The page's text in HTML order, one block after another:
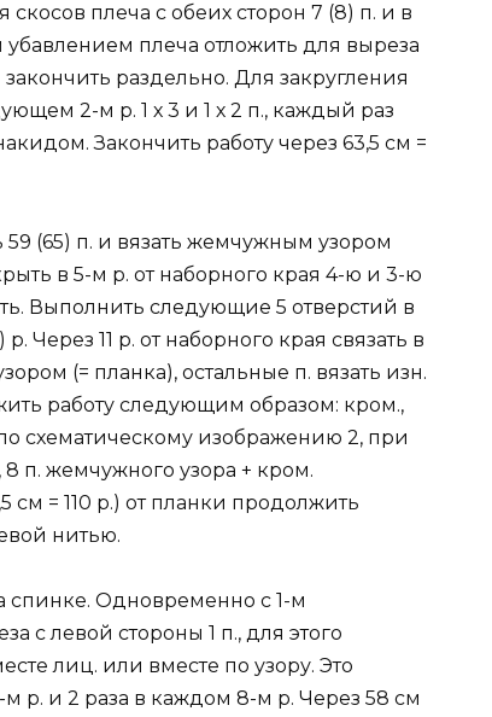
скосов плеча с обеих сторон 7 (8) п. и в
плеча отложить для выреза
раздельно. Для закругления
2-м р. 1 х 3 и 1 х 2 п., каждый раз
Закончить работу через 63,5 см =
(65) п. и вязать жемчужным узором
в 5-м р. от наборного края 4-ю и 3-ю
Выполнить следующие 5 отверстий в
11 р. от наборного края связать в
(= планка), остальные п. вязать изн.
работу следующим образом: кром.,
схематическому изображению 2, при
п. жемчужного узора + кром.
см = 110 р.) от планки продолжить
нитью.
спинке. Одновременно с 1-м
с левой стороны 1 п., для этого
лиц. или вместе по узору. Это
р. и 2 раза в каждом 8-м р. Через 58 см